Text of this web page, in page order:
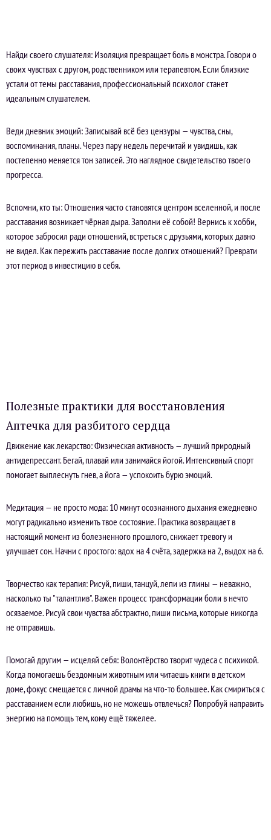
Найди своего слушателя: Изоляция превращает боль в монстра. Говори о
своих чувствах с другом, родственником или терапевтом. Если близкие
устали от темы расставания, профессиональный психолог станет
идеальным слушателем.
Веди дневник эмоций: Записывай всё без цензуры — чувства, сны,
воспоминания, планы. Через пару недель перечитай и увидишь, как
постепенно меняется тон записей. Это наглядное свидетельство твоего
прогресса.
Вспомни, кто ты: Отношения часто становятся центром вселенной, и после
расставания возникает чёрная дыра. Заполни её собой! Вернись к хобби,
которое забросил ради отношений, встреться с друзьями, которых давно
не видел. Как пережить расставание после долгих отношений? Преврати
этот период в инвестицию в себя.
Полезные практики для восстановления
Аптечка для разбитого сердца
Движение как лекарство: Физическая активность — лучший природный
антидепрессант. Бегай, плавай или занимайся йогой. Интенсивный спорт
помогает выплеснуть гнев, а йога — успокоить бурю эмоций.
Медитация — не просто мода: 10 минут осознанного дыхания ежедневно
могут радикально изменить твое состояние. Практика возвращает в
настоящий момент из болезненного прошлого, снижает тревогу и
улучшает сон. Начни с простого: вдох на 4 счёта, задержка на 2, выдох на 6.
Творчество как терапия: Рисуй, пиши, танцуй, лепи из глины — неважно,
насколько ты "талантлив". Важен процесс трансформации боли в нечто
осязаемое. Рисуй свои чувства абстрактно, пиши письма, которые никогда
не отправишь.
Помогай другим — исцеляй себя: Волонтёрство творит чудеса с психикой.
Когда помогаешь бездомным животным или читаешь книги в детском
доме, фокус смещается с личной драмы на что-то большее. Как смириться с
расставанием если любишь, но не можешь отвлечься? Попробуй направить
энергию на помощь тем, кому ещё тяжелее.